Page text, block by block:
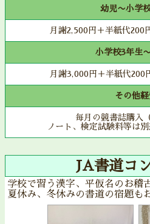
幼児〜小学
月謝2,500円＋半紙代200
小学校3年生
月謝3,000円＋半紙代200
その他
毎月の競書誌購入
ノート、検定試験料等は
JA書道コ
学校で習う漢字、平仮名のお稽
夏休み、冬休みの書道の宿題も